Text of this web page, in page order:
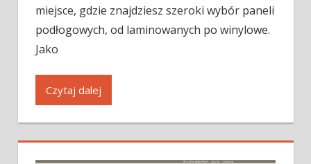
miejsce, gdzie znajdziesz szeroki wybór paneli
podłogowych, od laminowanych po winylowe.
Jako
Czytaj dalej